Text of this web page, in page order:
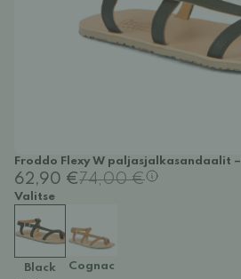
Froddo Flexy W paljasjalkasandaalit
62,90 €74,00 €
Valitse
Black
Cognac